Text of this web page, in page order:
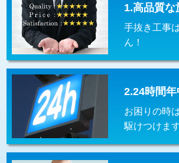
交換・取付（タンク）
交換・取付(単水栓（壁付・デッキ
式）)
交換・取付(混合水栓（壁付・デッキ
式・ワンホール）)
交換・取付(排水栓・排水トラップ
（P/S/ポップアップ））
交換・取付（その他部品）
1.高品質な
手抜き工事
ん！
2.24時間
お困りの時
駆けつけます